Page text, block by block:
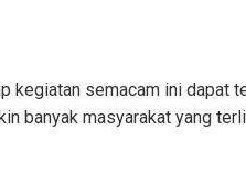
kegiatan semacam ini dapat
banyak masyarakat yang